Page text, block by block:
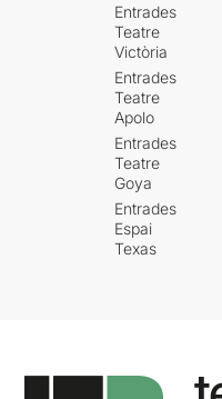
Entrades
Teatre
Victòria
Entrades
Teatre
Apolo
Entrades
Teatre
Goya
Entrades
Espai
Texas